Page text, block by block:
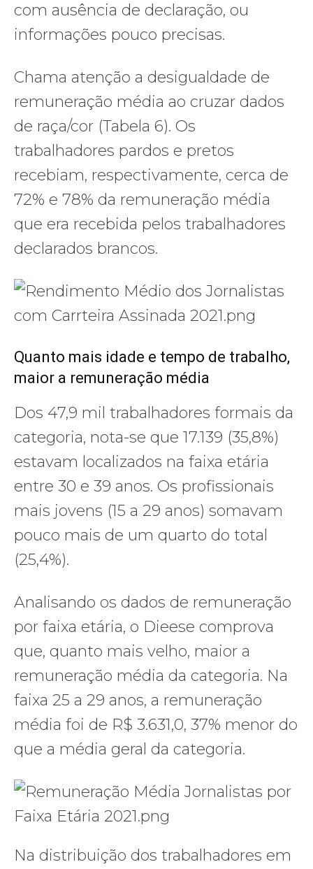
com ausência de declaração, ou
informações pouco precisas.
Chama atenção a desigualdade de
remuneração média ao cruzar dados
de raça/cor (Tabela 6). Os
trabalhadores pardos e pretos
recebiam, respectivamente, cerca de
72% e 78% da remuneração média
que era recebida pelos trabalhadores
declarados brancos.
Quanto mais idade e tempo de trabalho,
maior a remuneração média
Dos 47,9 mil trabalhadores formais da
categoria, nota-se que 17.139 (35,8%)
estavam localizados na faixa etária
entre 30 e 39 anos. Os profissionais
mais jovens (15 a 29 anos) somavam
pouco mais de um quarto do total
(25,4%).
Analisando os dados de remuneração
por faixa etária, o Dieese comprova
que, quanto mais velho, maior a
remuneração média da categoria. Na
faixa 25 a 29 anos, a remuneração
média foi de R$ 3.631,0, 37% menor do
que a média geral da categoria.
Na distribuição dos trabalhadores em